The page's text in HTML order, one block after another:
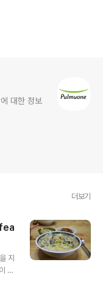
대한 정보
더보기
지
들